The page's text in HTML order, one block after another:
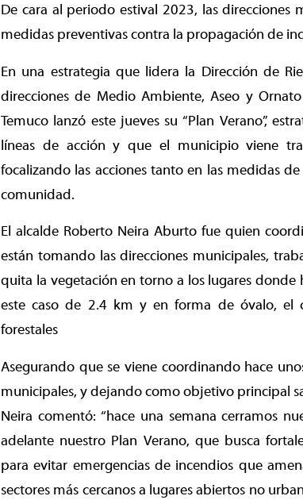
De cara al periodo estival 2023, las direcciones
medidas preventivas contra la propagación de
En una estrategia que lidera la Dirección de
direcciones de Medio Ambiente, Aseo y
Temuco lanzó este jueves su “Plan Verano”,
líneas de acción y que el municipio viene
focalizando las acciones tanto en las medidas
comunidad.
El alcalde Roberto Neira Aburto fue quien
están tomando las direcciones municipales,
quita la vegetación en torno a los lugares
este caso de 2.4 km y en forma de óvalo, el
forestales
Asegurando que se viene coordinando hace
municipales, y dejando como objetivo principal
Neira comentó: “hace una semana cerramos
adelante nuestro Plan Verano, que busca
para evitar emergencias de incendios que
sectores más cercanos a lugares abiertos no